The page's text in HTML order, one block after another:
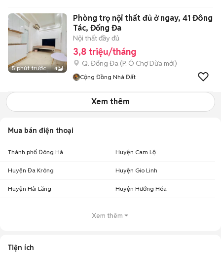
5 phút trước 4
Phòng trọ nội thất đủ ở ngay, 41 Đông
Tác, Đống Đa
Nội thất đầy đủ
3,8 triệu/tháng
Q. Đống Đa (P. Ô Chợ Dừa mới)
Cộng Đồng Nhà Đất
Xem thêm
Mua bán điện thoại
Thành phố Đông Hà Huyện Cam Lộ
Huyện Đa Krông Huyện Gio Linh
Huyện Hải Lăng Huyện Hướng Hóa
Xem thêm
Tiện ích